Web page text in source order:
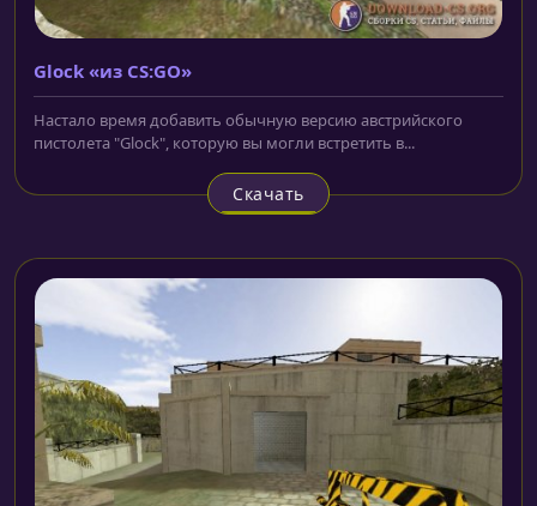
Glock «из CS:GO»
Настало время добавить обычную версию австрийского
пистолета "Glock", которую вы могли встретить в...
Скачать